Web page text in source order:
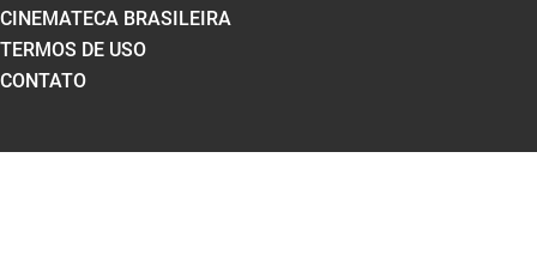
CINEMATECA BRASILEIRA
TERMOS DE USO
CONTATO